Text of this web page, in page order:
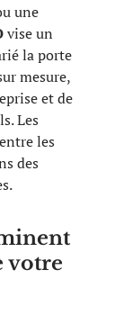
une
vise un
la porte
mesure,
et de
Les
les
des
votre